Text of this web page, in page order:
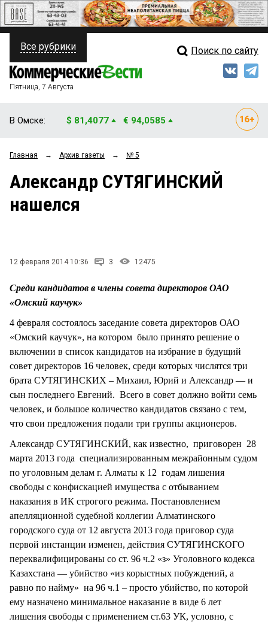
ПОЛИТИКА
ФИНАНСЫ
ОБЩЕСТВО
ЗАКОН
СТИЛЬ ЖИЗНИ
Свежий выпуск
Рейтинги
Все рубрики Поиск по сайту
Пятница, 7 Августа
В Омске: $ 81,4077 € 94,0585
Главная → Архив газеты → № 5
Александр СУТЯГИНСКИЙ
нашелся
12 февраля 2014 10:36 3 12475
Среди кандидатов в члены совета директоров ОАО
«Омский каучук»
4 февраля состоялось заседание совета директоров ОАО
«Омский каучук», на котором было принято решение о
включении в список кандидатов на избрание в будущий
совет директоров 16 человек, среди которых числятся три
брата СУТЯГИНСКИХ – Михаил, Юрий и Александр — и
сын последнего Евгений. Всего в совет должно войти семь
человек, и большое количество кандидатов связано с тем,
что свои предложения подали три группы акционеров.
Александр СУТЯГИНСКИЙ, как известно, приговорен 28
марта 2013 года специализированным межрайонным судом
по уголовным делам г. Алматы к 12 годам лишения
свободы с конфискацией имущества с отбыванием
наказания в ИК строгого режима. Постановлением
апелляционной судебной коллегии Алматинского
городского суда от 12 августа 2013 года приговор суда
первой инстанции изменен, действия СУТЯГИНСКОГО
переквалифицированы со ст. 96 ч.2 «з» Уголовного кодекса
Казахстана — убийство «из корыстных побуждений, а
равно по найму» на 96 ч.1 – просто убийство, по которой
ему назначено минимальное наказание в виде 6 лет
лишения свободы с применением ст.63 УК, условно, с